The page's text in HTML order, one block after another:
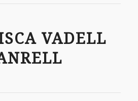
VADELL